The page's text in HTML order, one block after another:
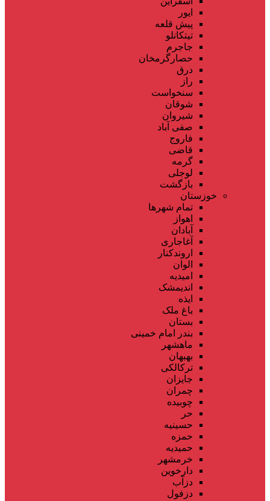
ایور
پیش قلعه
تیتکانلو
جاجرم
حصارگرمخان
درق
راز
سنخواست
شوقان
شیروان
صفی آباد
فاروج
قاضی
گرمه
لوجلی
بازگشت
خوزستان
تمام شهر‌ها
اهواز
آبادان
آغاجاری
اروندکنار
الوان
امیدیه
اندیمشک
ایذه
باغ ملک
بستان
بندر امام خمینی
ماهشهر
بهبهان
ترکالکی
جایزان
چمران
چوبیده
حر
حسینیه
حمزه
حمیدیه
خرمشهر
دارخوین
دزآب
دزفول